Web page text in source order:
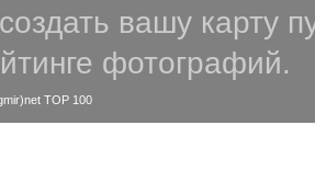
вашу карту
фотографий.